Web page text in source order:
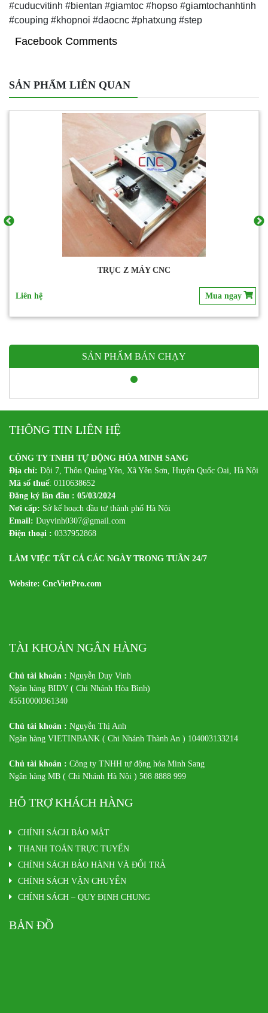
#cuducvitinh #bientan #giamtoc #hopso #giamtochanhtinh
#couping #khopnoi #daocnc #phatxung #step
Facebook Comments
SẢN PHẨM LIÊN QUAN
TRỤC Z MÁY CNC
Liên hệ Mua ngay
SẢN PHẨM BÁN CHẠY
THÔNG TIN LIÊN HỆ
CÔNG TY TNHH TỰ ĐỘNG HÓA MINH SANG
Địa chỉ: Đội 7, Thôn Quảng Yên, Xã Yên Sơn, Huyện Quốc Oai, Hà Nội
Mã số thuế: 0110638652
Đăng ký lần đầu : 05/03/2024
Nơi cấp: Sở kế hoạch đầu tư thành phố Hà Nội
Email: Duyvinh0307@gmail.com
Điện thoại : 0337952868
LÀM VIỆC TẤT CẢ CÁC NGÀY TRONG TUẦN 24/7
Website: CncVietPro.com
TÀI KHOẢN NGÂN HÀNG
Chủ tài khoản : Nguyễn Duy Vinh
Ngân hàng BIDV ( Chi Nhánh Hòa Bình)
45510000361340
Chủ tài khoản : Nguyễn Thị Anh
Ngân hàng VIETINBANK ( Chi Nhánh Thành An ) 104003133214
Chủ tài khoản : Công ty TNHH tự động hóa Minh Sang
Ngân hàng MB ( Chi Nhánh Hà Nội ) 508 8888 999
HỖ TRỢ KHÁCH HÀNG
CHÍNH SÁCH BẢO MẬT
THANH TOÁN TRỰC TUYẾN
CHÍNH SÁCH BẢO HÀNH VÀ ĐỔI TRẢ
CHÍNH SÁCH VẬN CHUYỂN
CHÍNH SÁCH – QUY ĐỊNH CHUNG
BẢN ĐỒ